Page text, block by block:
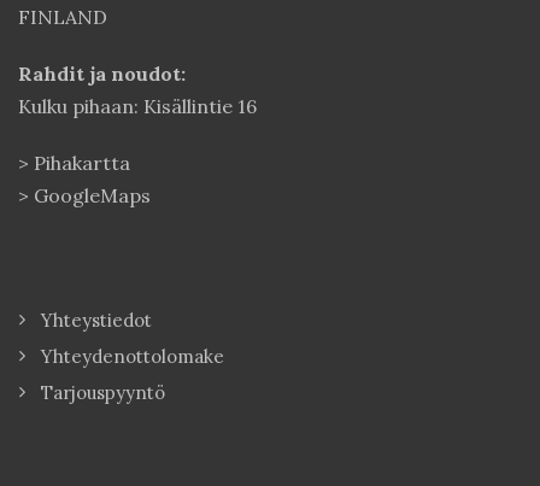
FINLAND
Rahdit ja noudot:
Kulku pihaan: Kisällintie 16
> Pihakartta
> GoogleMaps
Yhteystiedot
Yhteydenottolomake
Tarjouspyyntö